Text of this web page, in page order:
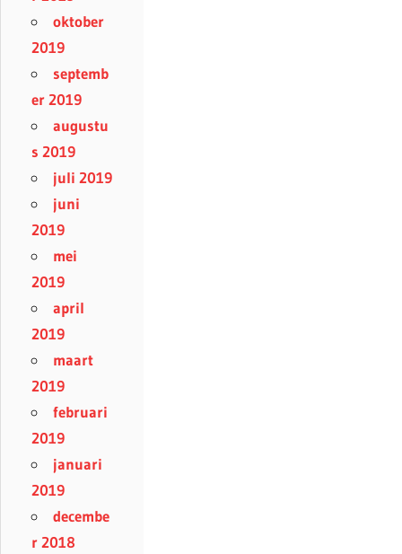
oktober
2019
septemb
er 2019
augustu
s 2019
juli 2019
juni
2019
mei
2019
april
2019
maart
2019
februari
2019
januari
2019
decembe
r 2018